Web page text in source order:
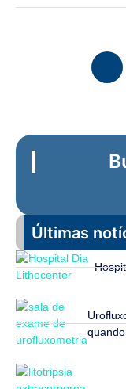
Últimas